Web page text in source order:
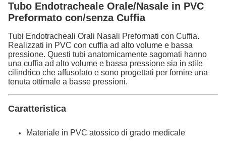
Tubo Endotracheale Orale/Nasale in PVC
Preformato con/senza Cuffia
Tubi Endotracheali Orali Nasali Preformati con Cuffia.
Realizzati in PVC con cuffia ad alto volume e bassa
pressione. Questi tubi anatomicamente sagomati hanno
una cuffia ad alto volume e bassa pressione sia in stile
cilindrico che affusolato e sono progettati per fornire una
tenuta ottimale a basse pressioni.
Caratteristica
Materiale in PVC atossico di grado medicale